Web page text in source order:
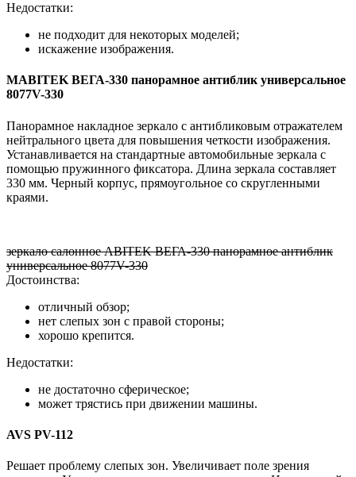
Недостатки:
не подходит для некоторых моделей;
искажение изображения.
MABITEK ВЕГА-330 панорамное антиблик универсальное
8077V-330
Панорамное накладное зеркало с антибликовым отражателем
нейтрального цвета для повышения четкости изображения.
Устанавливается на стандартные автомобильные зеркала с
помощью пружинного фиксатора. Длина зеркала составляет
330 мм. Черный корпус, прямоугольное со скругленными
краями.
зеркало салонное ABITEK ВЕГА-330 панорамное антиблик
универсальное 8077V-330
Достоинства:
отличный обзор;
нет слепых зон с правой стороны;
хорошо крепится.
Недостатки:
не достаточно сферическое;
может трястись при движении машины.
AVS PV-112
Решает проблему слепых зон. Увеличивает поле зрения